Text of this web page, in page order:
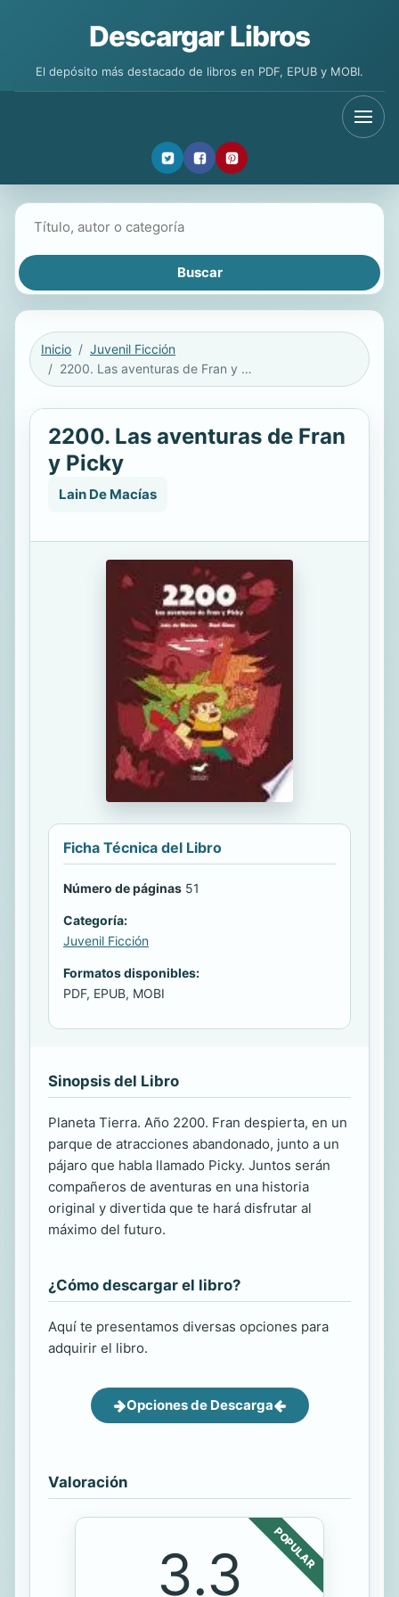
Descargar Libros
El depósito más destacado de libros en PDF, EPUB y MOBI.
Inicio
Juvenil Ficción
2200. Las aventuras de Fran y Picky
2200. Las aventuras de Fran
y Picky
Lain De Macías
Ficha Técnica del Libro
Número de páginas 51
Categoría:
Juvenil Ficción
Formatos disponibles:
PDF, EPUB, MOBI
Sinopsis del Libro
Planeta Tierra. Año 2200. Fran despierta, en un
parque de atracciones abandonado, junto a un
pájaro que habla llamado Picky. Juntos serán
compañeros de aventuras en una historia
original y divertida que te hará disfrutar al
máximo del futuro.
¿Cómo descargar el libro?
Aquí te presentamos diversas opciones para
adquirir el libro.
Opciones de Descarga
Valoración
POPULAR
3.3